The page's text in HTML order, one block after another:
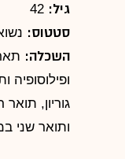
גיל:
סטטוס:
השכלה:
ופילוסופיה
גוריון,
ותואר שני